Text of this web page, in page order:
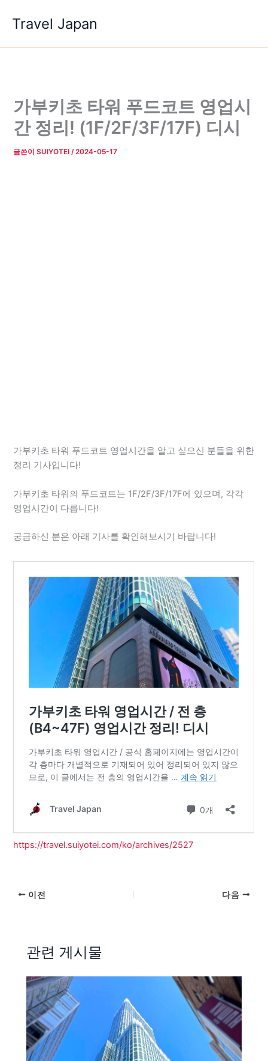
로
Travel Japan
가부키초 타워 푸드코트 영업시
간 정리! (1F/2F/3F/17F) 디시
글쓴이SUIYOTEI/2024-05-17
가부키초 타워 푸드코트 영업시간을 알고 싶으신 분들을 위한
정리 기사입니다!
가부키초 타워의 푸드코트는 1F/2F/3F/17F에 있으며, 각각
영업시간이 다릅니다!
궁금하신 분은 아래 기사를 확인해보시기 바랍니다!
https://travel.suiyotei.com/ko/archives/2527
이전 다음
관련 게시물